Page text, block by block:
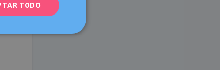
FRENCH
TODO